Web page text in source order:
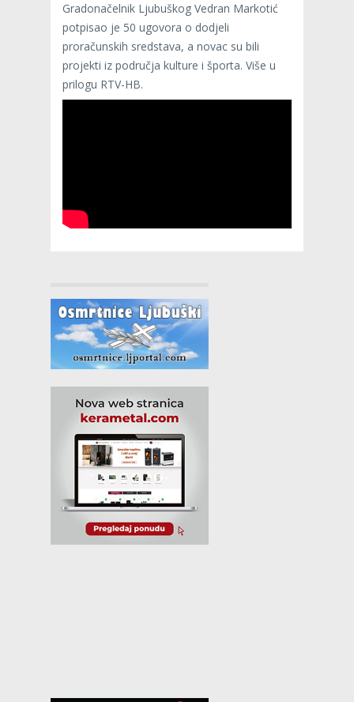
Gradonačelnik Ljubuškog Vedran Markotić
potpisao je 50 ugovora o dodjeli
proračunskih sredstava, a novac su bili
projekti iz područja kulture i športa. Više u
prilogu RTV-HB.